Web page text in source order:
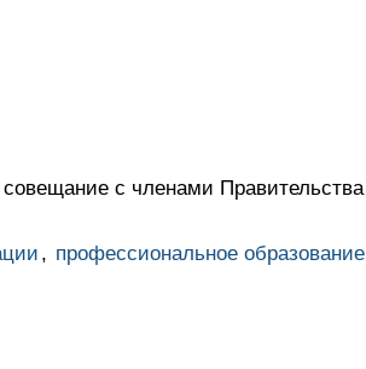
с членами Правительства
, профессиональное образование